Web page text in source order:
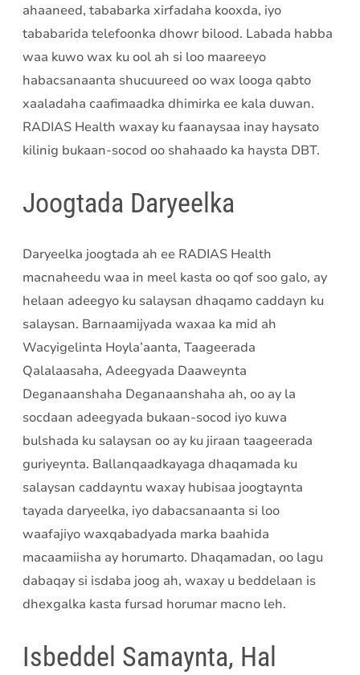
ahaaneed, tababarka xirfadaha kooxda, iyo
tababarida telefoonka dhowr bilood. Labada habba
waa kuwo wax ku ool ah si loo maareeyo
habacsanaanta shucuureed oo wax looga qabto
xaaladaha caafimaadka dhimirka ee kala duwan.
RADIAS Health waxay ku faanaysaa inay haysato
kilinig bukaan-socod oo shahaado ka haysta DBT.
Joogtada Daryeelka
Daryeelka joogtada ah ee RADIAS Health
macnaheedu waa in meel kasta oo qof soo galo, ay
helaan adeegyo ku salaysan dhaqamo caddayn ku
salaysan. Barnaamijyada waxaa ka mid ah
Wacyigelinta Hoyla’aanta, Taageerada
Qalalaasaha, Adeegyada Daaweynta
Deganaanshaha Deganaanshaha ah, oo ay la
socdaan adeegyada bukaan-socod iyo kuwa
bulshada ku salaysan oo ay ku jiraan taageerada
guriyeynta. Ballanqaadkayaga dhaqamada ku
salaysan caddayntu waxay hubisaa joogtaynta
tayada daryeelka, iyo dabacsanaanta si loo
waafajiyo waxqabadyada marka baahida
macaamiisha ay horumarto. Dhaqamadan, oo lagu
dabaqay si isdaba joog ah, waxay u beddelaan is
dhexgalka kasta fursad horumar macno leh.
Isbeddel Samaynta, Hal